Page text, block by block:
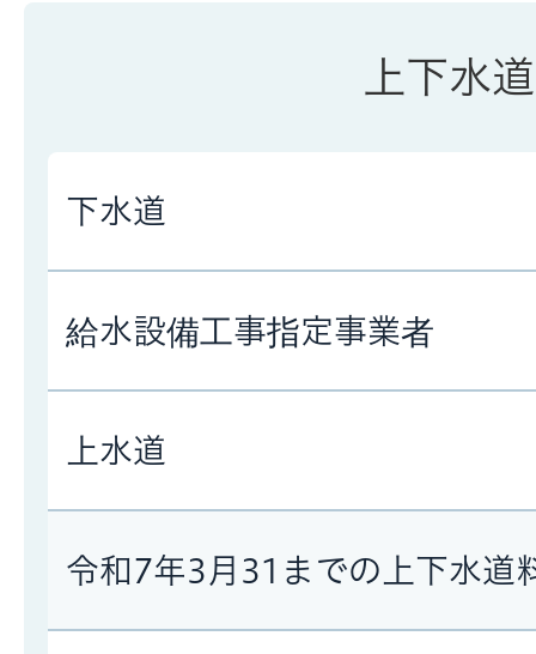
上下水道
下水道
給水設備工事指定事業者
上水道
令和7年3月31までの上下水道